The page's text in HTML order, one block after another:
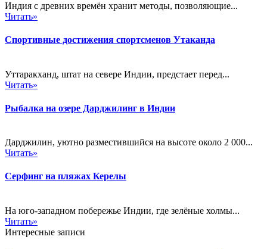
Индия с древних времён хранит методы, позволяющие...
Читать»
Спортивные достижения спортсменов Утаканда
Уттаракханд, штат на севере Индии, предстает перед...
Читать»
Рыбалка на озере Дарджилинг в Индии
Дарджилин, уютно разместившийся на высоте около 2 000...
Читать»
Серфинг на пляжах Керелы
На юго-западном побережье Индии, где зелёные холмы...
Читать»
Интересные записи